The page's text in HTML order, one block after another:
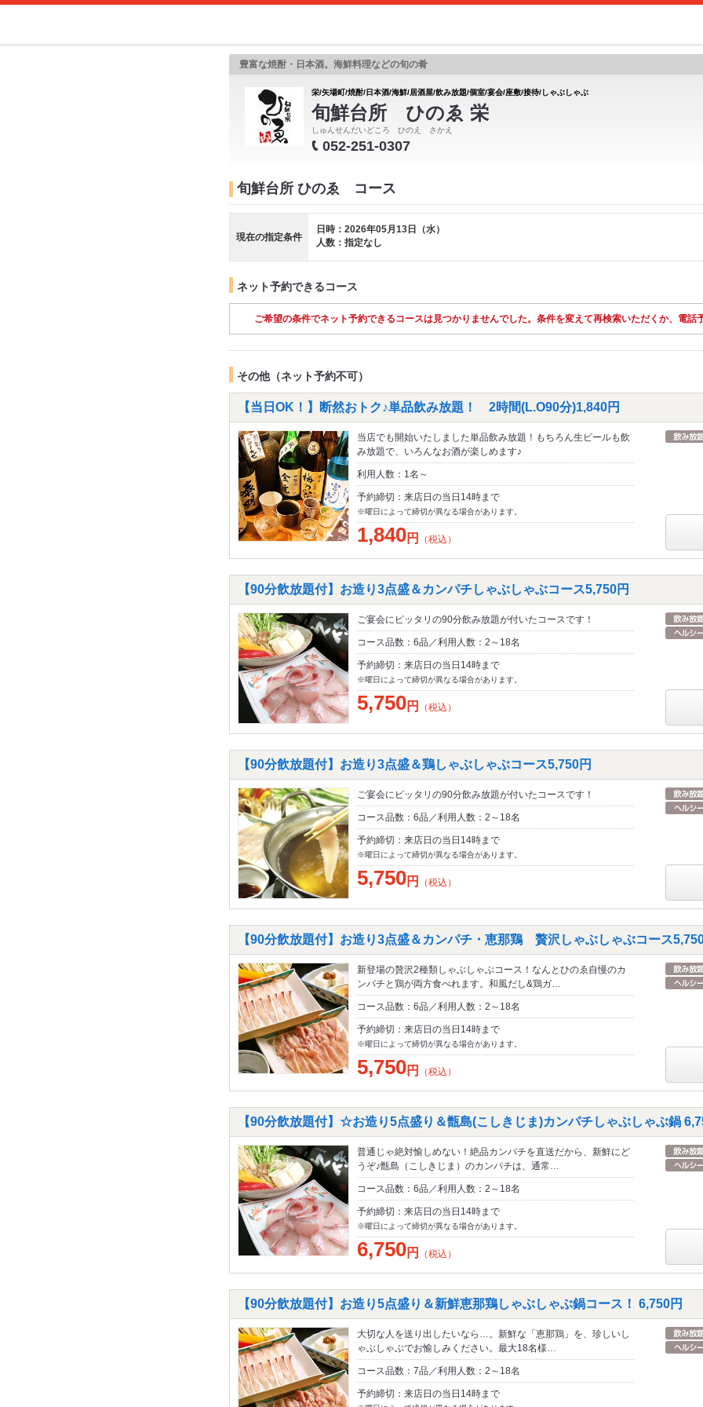
豊富な焼酎・日本酒。海鮮料理などの旬の肴
栄/矢場町/焼酎/日本酒/海鮮/居酒屋/飲み放題/個室/宴会/座敷/接待/しゃぶしゃぶ
旬鮮台所 ひのゑ 栄
しゅんせんだいどころ ひのえ さかえ
052-251-0307
旬鮮台所 ひのゑ コース
現在の指定条件
日時：2026年05月13日（水）
人数：指定なし
ネット予約できるコース
ご希望の条件でネット予約できるコースは見つかりませんでした。条件を変えて再検索いただくか、電話
その他（ネット予約不可）
【当日OK！】断然おトク♪単品飲み放題！ 2時間(L.O90分)1,840円
当店でも開始いたしました単品飲み放題！もちろん生ビールも飲
み放題で、いろんなお酒が楽しめます♪
利用人数：1名～
予約締切：来店日の当日14時まで
※曜日によって締切が異なる場合があります。
1,840円 （税込）
【90分飲放題付】お造り3点盛＆カンパチしゃぶしゃぶコース5,750円
ご宴会にピッタリの90分飲み放題が付いたコースです！
コース品数：6品／利用人数：2～18名
予約締切：来店日の当日14時まで
※曜日によって締切が異なる場合があります。
5,750円 （税込）
【90分飲放題付】お造り3点盛＆鶏しゃぶしゃぶコース5,750円
ご宴会にピッタリの90分飲み放題が付いたコースです！
コース品数：6品／利用人数：2～18名
予約締切：来店日の当日14時まで
※曜日によって締切が異なる場合があります。
5,750円 （税込）
【90分飲放題付】お造り3点盛＆カンパチ・恵那鶏 贅沢しゃぶしゃぶコース
新登場の贅沢2種類しゃぶしゃぶコース！なんとひのゑ自慢のカ
ンパチと鶏が両方食べれます。和風だし&鶏ガ…
コース品数：6品／利用人数：2～18名
予約締切：来店日の当日14時まで
※曜日によって締切が異なる場合があります。
5,750円 （税込）
【90分飲放題付】☆お造り5点盛り＆甑島(こしきじま)カンパチしゃぶしゃぶ鍋
普通じゃ絶対愉しめない！絶品カンパチを直送だから、新鮮にど
うぞ♪甑島（こしきじま）のカンパチは、通常…
コース品数：6品／利用人数：2～18名
予約締切：来店日の当日14時まで
※曜日によって締切が異なる場合があります。
6,750円 （税込）
【90分飲放題付】お造り5点盛り＆新鮮恵那鶏しゃぶしゃぶ鍋コース！ 6,750円
大切な人を送り出したいなら…。新鮮な「恵那鶏」を、珍しいし
ゃぶしゃぶでお愉しみください。最大18名様…
コース品数：7品／利用人数：2～18名
予約締切：来店日の当日14時まで